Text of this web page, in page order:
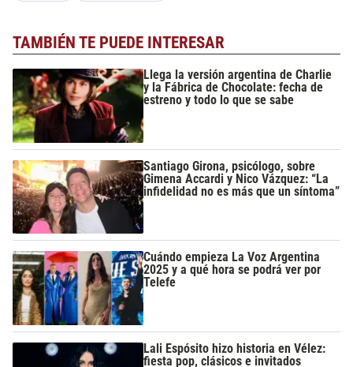
TAMBIÉN TE PUEDE INTERESAR
Llega la versión argentina de Charlie
y la Fábrica de Chocolate: fecha de
estreno y todo lo que se sabe
Santiago Girona, psicólogo, sobre
Gimena Accardi y Nico Vázquez: “La
infidelidad no es más que un síntoma”
Cuándo empieza La Voz Argentina
2025 y a qué hora se podrá ver por
Telefe
Lali Espósito hizo historia en Vélez:
fiesta pop, clásicos e invitados